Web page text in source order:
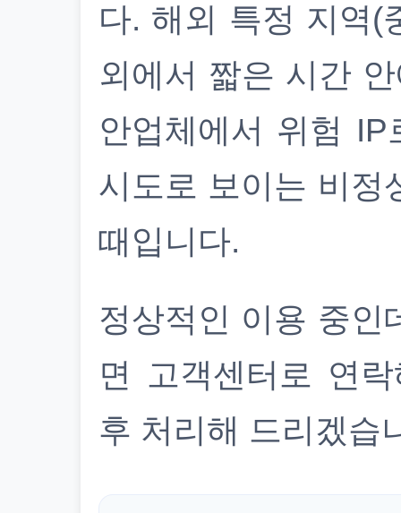
다. 해외 특정 지역(
외에서 짧은 시간
안업체에서 위험
시도로 보이는 비정
때입니다.
정상적인 이용 중인
면 고객센터로 연
후 처리해 드리겠습